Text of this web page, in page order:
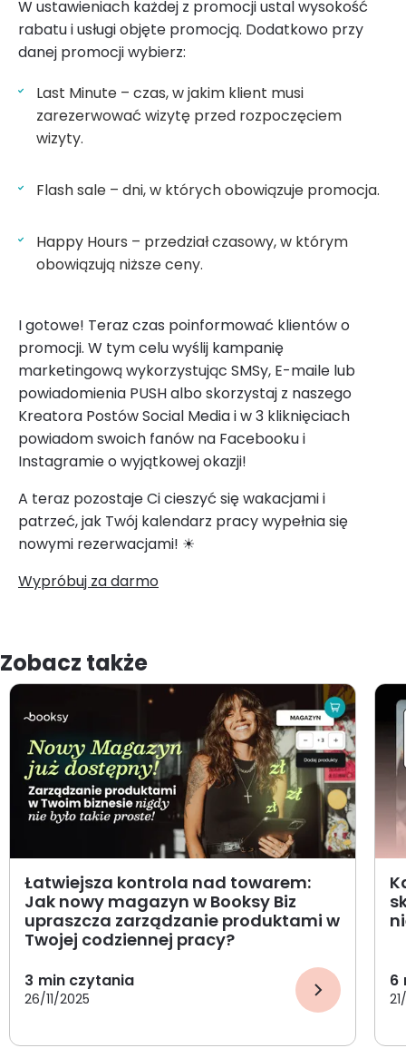
W ustawieniach każdej z promocji ustal wysokość
rabatu i usługi objęte promocją. Dodatkowo przy
danej promocji wybierz:
Last Minute – czas, w jakim klient musi
zarezerwować wizytę przed rozpoczęciem
wizyty.
Flash sale – dni, w których obowiązuje promocja.
Happy Hours – przedział czasowy, w którym
obowiązują niższe ceny.
I gotowe! Teraz czas poinformować klientów o
promocji. W tym celu wyślij kampanię
marketingową wykorzystując SMSy, E-maile lub
powiadomienia PUSH albo skorzystaj z naszego
Kreatora Postów Social Media i w 3 kliknięciach
powiadom swoich fanów na Facebooku i
Instagramie o wyjątkowej okazji!
A teraz pozostaje Ci cieszyć się wakacjami i
patrzeć, jak Twój kalendarz pracy wypełnia się
nowymi rezerwacjami! ☀
Wypróbuj za darmo
Zobacz także
Łatwiejsza kontrola nad towarem:
Jak nowy magazyn w Booksy Biz
upraszcza zarządzanie produktami w
Twojej codziennej pracy?
3 min czytania
26/11/2025
6